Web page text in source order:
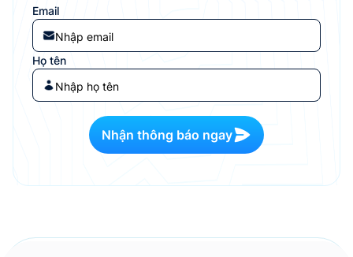
Email
Họ tên
Nhận thông báo ngay